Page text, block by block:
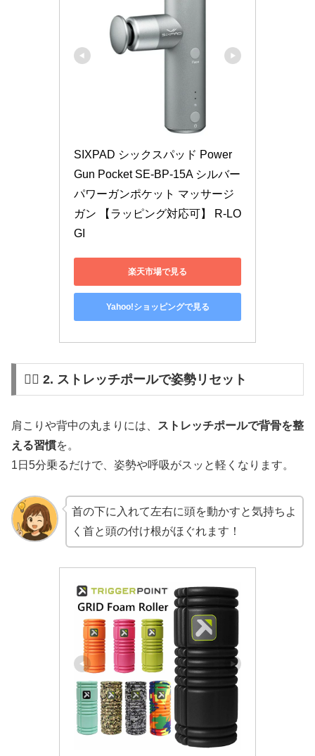
SIXPAD シックスパッド Power
Gun Pocket SE-BP-15A シルバー
パワーガンポケット マッサージ
ガン 【ラッピング対応可】 R-LO
GI
楽天市場で見る
Yahoo!ショッピングで見る
🧘‍♀️ 2. ストレッチポールで姿勢リセット
肩こりや背中の丸まりには、
ストレッチポールで背骨を整
える習慣を。
1日5分乗るだけで、姿勢や呼吸がスッと軽くなります。
首の下に入れて左右に頭を動かすと気持ちよ
く首と頭の付け根がほぐれます！